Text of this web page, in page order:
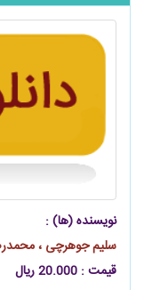
نویسنده (ها) :
سلیم جوهرچی ،
قیمت : 20.000 ریال